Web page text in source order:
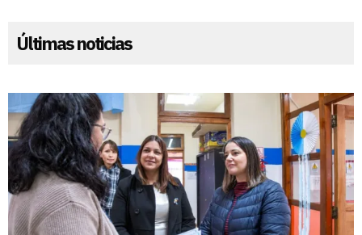
Últimas noticias